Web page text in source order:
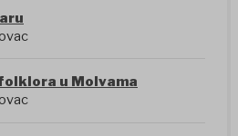
u Molvama